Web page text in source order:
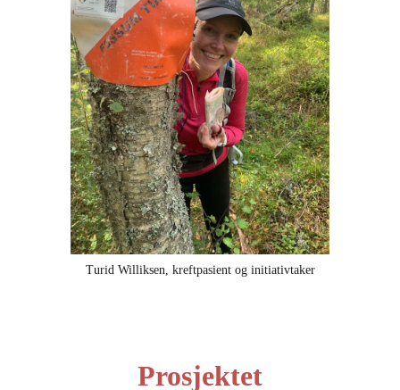
Turid Williksen, kreftpasient og initiativtaker
Prosjektet